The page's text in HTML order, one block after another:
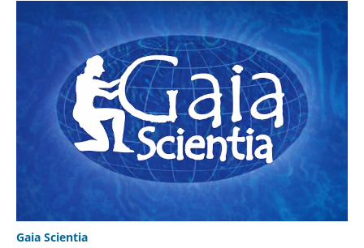
Gaia Scientia